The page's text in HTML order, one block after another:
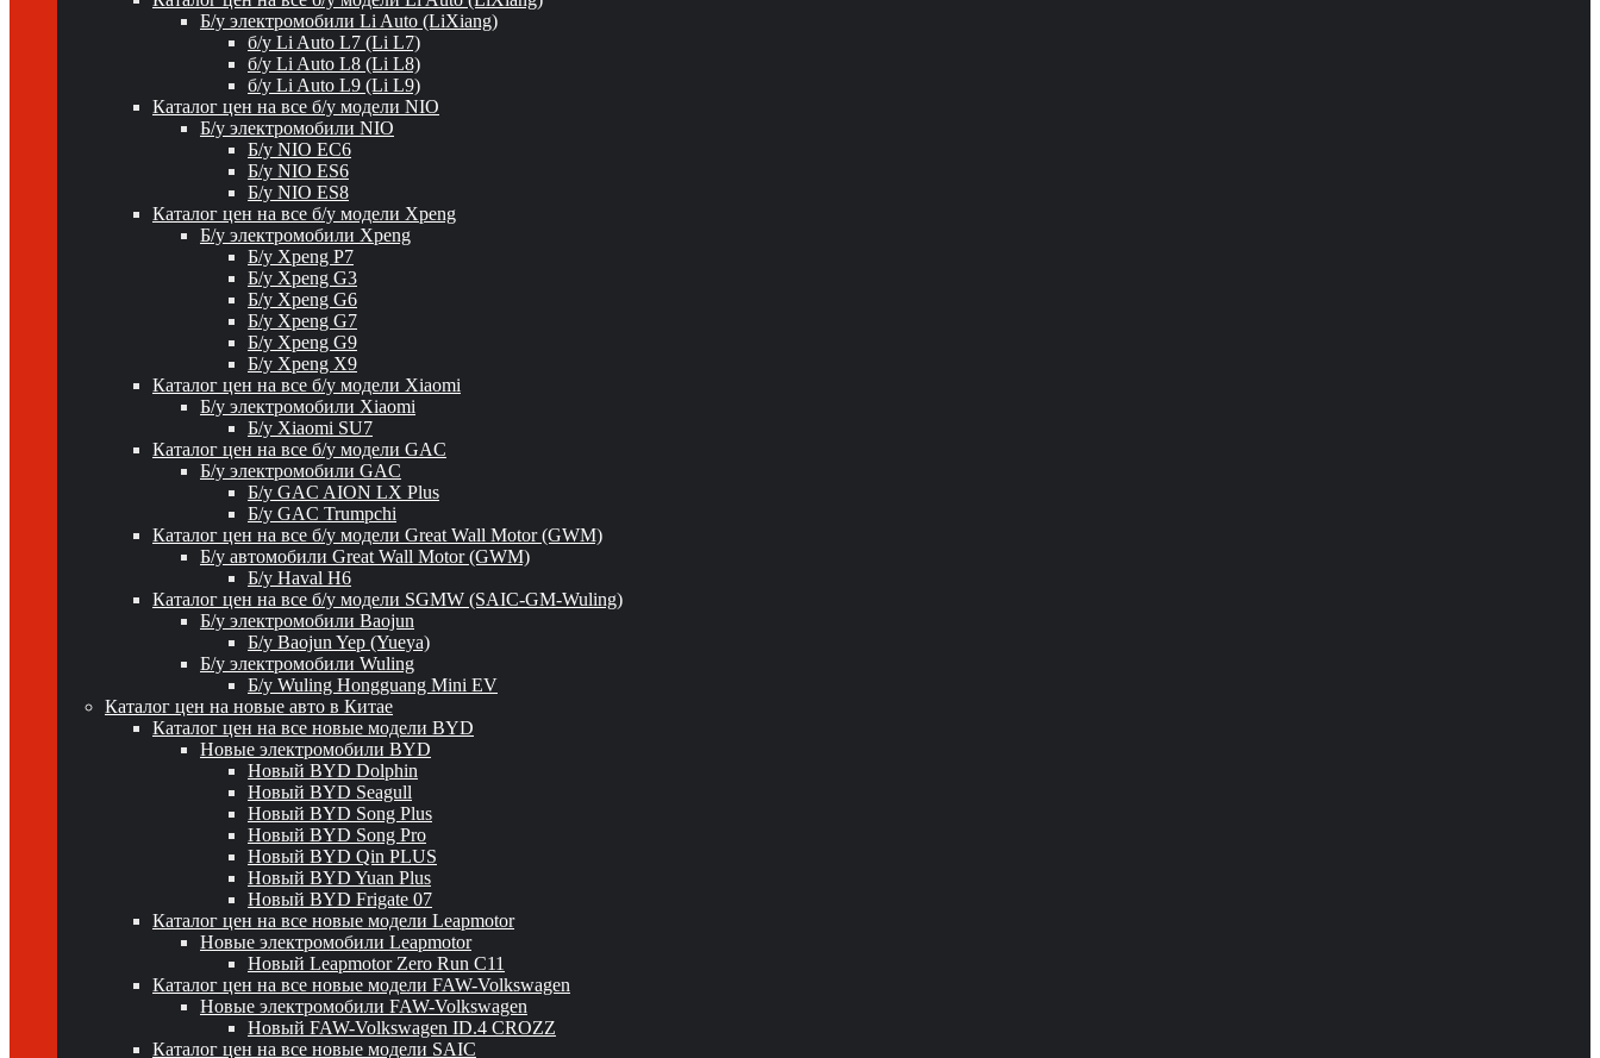
Б/у электромобили Li Auto (LiXiang)
б/у Li Auto L7 (Li L7)
б/у Li Auto L8 (Li L8)
б/у Li Auto L9 (Li L9)
Каталог цен на все б/у модели NIO
Б/у электромобили NIO
Б/у NIO EC6
Б/у NIO ES6
Б/у NIO ES8
Каталог цен на все б/у модели Xpeng
Б/у электромобили Xpeng
Б/у Xpeng P7
Б/у Xpeng G3
Б/у Xpeng G6
Б/у Xpeng G7
Б/у Xpeng G9
Б/у Xpeng X9
Каталог цен на все б/у модели Xiaomi
Б/у электромобили Xiaomi
Б/у Xiaomi SU7
Каталог цен на все б/у модели GAC
Б/у электромобили GAC
Б/у GAC AION LX Plus
Б/у GAC Trumpchi
Каталог цен на все б/у модели Great Wall Motor (GWM)
Б/у автомобили Great Wall Motor (GWM)
Б/у Haval H6
Каталог цен на все б/у модели SGMW (SAIC-GM-Wuling)
Б/у электромобили Baojun
Б/у Baojun Yep (Yueya)
Б/у электромобили Wuling
Б/у Wuling Hongguang Mini EV
Каталог цен на новые авто в Китае
Каталог цен на все новые модели BYD
Новые электромобили BYD
Новый BYD Dolphin
Новый BYD Seagull
Новый BYD Song Plus
Новый BYD Song Pro
Новый BYD Qin PLUS
Новый BYD Yuan Plus
Новый BYD Frigate 07
Каталог цен на все новые модели Leapmotor
Новые электромобили Leapmotor
Новый Leapmotor Zero Run C11
Каталог цен на все новые модели FAW-Volkswagen
Новые электромобили FAW-Volkswagen
Новый FAW-Volkswagen ID.4 CROZZ
Каталог цен на все новые модели SAIC